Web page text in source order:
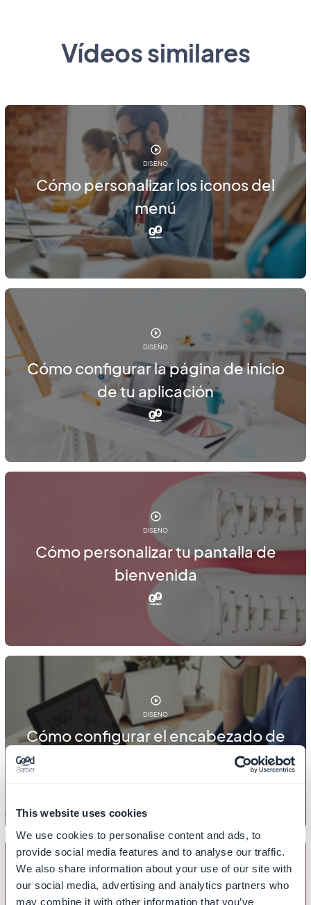
This website uses cookies
We use cookies to personalise content and ads, to
provide social media features and to analyse our traffic.
We also share information about your use of our site with
our social media, advertising and analytics partners who
may combine it with other information that you’ve
Vídeos similares
DISEÑO
Cómo personalizar los iconos del
menú
DISEÑO
Cómo configurar la página de inicio
de tu aplicación
DISEÑO
Cómo personalizar tu pantalla de
bienvenida
DISEÑO
Cómo configurar el encabezado de
DISEÑO